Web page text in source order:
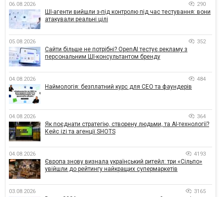
06.08.2026 290
ШІ-агенти вийшли з-під контролю під час тестування: вони
атакували реальні цілі
05.08.2026 352
Сайти більше не потрібні? OpenAI тестує рекламу з
персональним ШІ-консультантом бренду
04.08.2026 484
Наймологія: безплатний курс для CEO та фаундерів
04.08.2026 364
Як поєднати стратегію, створену людьми, та AI-технології?
Кейс izi та агенції SHOTS
04.08.2026 4193
Європа знову визнала український ритейл: три «Сільпо»
увійшли до рейтингу найкращих супермаркетів
03.08.2026 3165